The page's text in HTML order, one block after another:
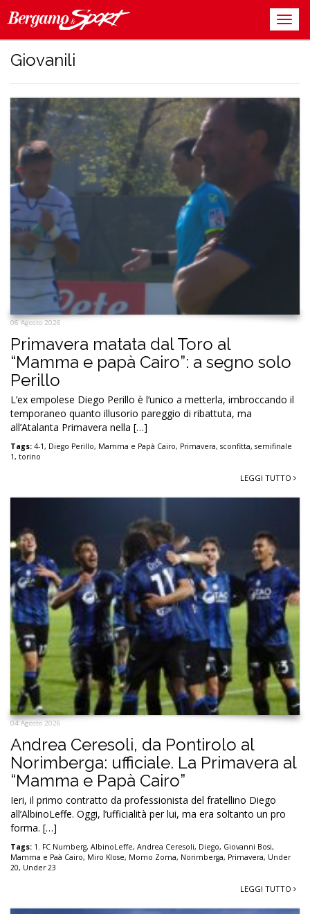
Giovanili
06 Agosto 2026
Primavera matata dal Toro al
“Mamma e papà Cairo”: a segno solo
Perillo
L’ex empolese Diego Perillo è l’unico a metterla, imbroccando il
temporaneo quanto illusorio pareggio di ribattuta, ma
all’Atalanta Primavera nella […]
Tags: 4-1, Diego Perillo, Mamma e Papà Cairo, Primavera, sconfitta, semifinale
1, torino
LEGGI TUTTO
04 Agosto 2026
Andrea Ceresoli, da Pontirolo al
Norimberga: ufficiale. La Primavera al
“Mamma e Papà Cairo”
Ieri, il primo contratto da professionista del fratellino Diego
all’AlbinoLeffe. Oggi, l’ufficialità per lui, ma era soltanto un pro
forma. […]
Tags: 1. FC Nurnberg, AlbinoLeffe, Andrea Ceresoli, Diego, Giovanni Bosi,
Mamma e Paà Cairo, Miro Klose, Momo Zoma, Norimberga, Primavera, Under
20, Under 23
LEGGI TUTTO